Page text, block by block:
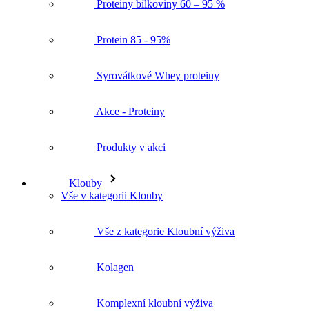
Proteiny bílkoviny 60 – 95 %
Protein 85 - 95%
Syrovátkové Whey proteiny
Akce - Proteiny
Produkty v akci
Klouby
Vše v kategorii Klouby
Vše z kategorie Kloubní výživa
Kolagen
Komplexní kloubní výživa